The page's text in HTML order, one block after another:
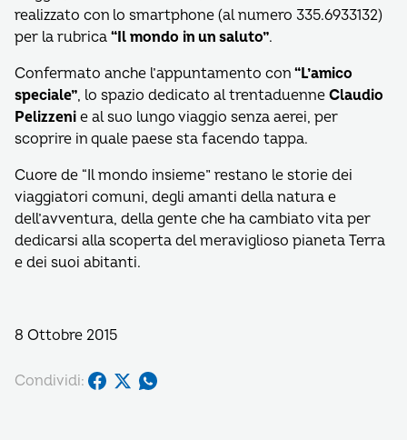
realizzato con lo smartphone (al numero 335.6933132)
per la rubrica “Il mondo in un saluto”.
Confermato anche l’appuntamento con “L’amico
speciale”, lo spazio dedicato al trentaduenne Claudio
Pelizzeni e al suo lungo viaggio senza aerei, per
scoprire in quale paese sta facendo tappa.
Cuore de “Il mondo insieme” restano le storie dei
viaggiatori comuni, degli amanti della natura e
dell’avventura, della gente che ha cambiato vita per
dedicarsi alla scoperta del meraviglioso pianeta Terra
e dei suoi abitanti.
8 Ottobre 2015
Condividi: